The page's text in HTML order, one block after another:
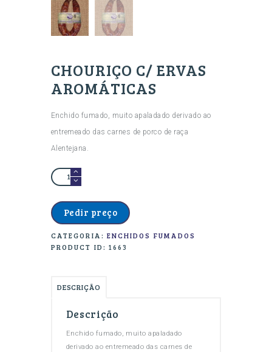
CHOURIÇO C/ ERVAS
AROMÁTICAS
Enchido fumado, muito apaladado derivado ao
entremeado das carnes de porco de raça
Alentejana.
Quantidade
CHOURIÇO
C/
ERVAS
Pedir preço
CATEGORIA: ENCHIDOS FUMADOS
PRODUCT ID: 1663
DESCRIÇÃO
Descrição
Enchido fumado, muito apaladado
derivado ao entremeado das carnes de